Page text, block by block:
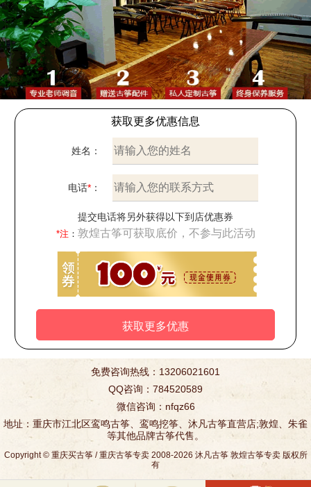
获取更多优惠信息
姓名：
电话*：
提交电话将另外获得以下到店优惠券
*注 ： 敦煌古筝可获取底价，不参与此活动
免费咨询热线：13206021601
QQ咨询：784520589
微信咨询：nfqz66
地址：重庆市江北区鸾鸣古筝、鸾鸣挖筝、沐凡古筝直营店;敦煌、朱雀
等其他品牌古筝代售。
Copyright © 重庆买古筝/重庆古筝专卖2008-2026 沐凡古筝 敦煌古筝专卖版权所
有